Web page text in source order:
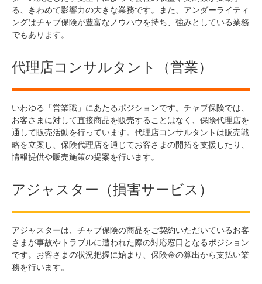
る、きわめて影響力の大きな業務です。また、アンダーライティ
ングはチャブ保険が豊富なノウハウを持ち、強みとしている業務
でもあります。
代理店コンサルタント（営業）
いわゆる「営業職」にあたるポジションです。チャブ保険では、
お客さまに対して直接商品を販売することはなく、保険代理店を
通して販売活動を行っています。代理店コンサルタントは販売戦
略を立案し、保険代理店を通じてお客さまの開拓を支援したり、
情報提供や販売施策の提案を行います。
アジャスター（損害サービス）
アジャスターは、チャブ保険の商品をご契約いただいているお客
さまが事故やトラブルに遭われた際の対応窓口となるポジション
です。お客さまの状況把握に始まり、保険金の算出から支払い業
務を行います。